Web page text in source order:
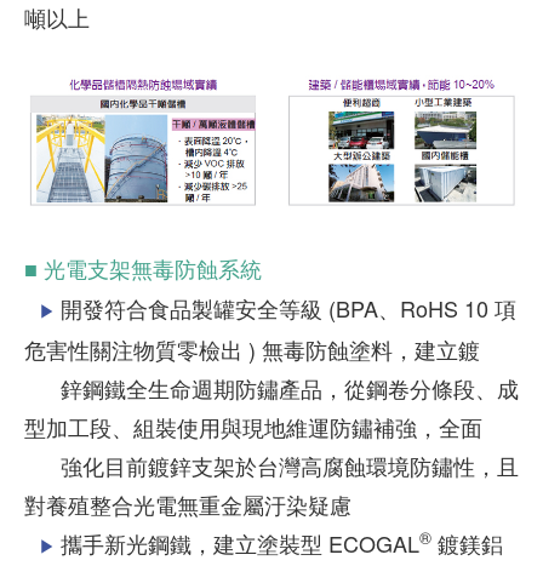
噸以上
■ 光電支架無毒防蝕系統
▶ 開發符合食品製罐安全等級 (BPA、RoHS 10 項
危害性關注物質零檢出 ) 無毒防蝕塗料，建立鍍
鋅鋼鐵全生命週期防鏽產品，從鋼卷分條段、成
型加工段、組裝使用與現地維運防鏽補強，全面
強化目前鍍鋅支架於台灣高腐蝕環境防鏽性，且
對養殖整合光電無重金屬汙染疑慮
▶ 攜手新光鋼鐵，建立塗裝型 ECOGAL® 鍍鎂鋁